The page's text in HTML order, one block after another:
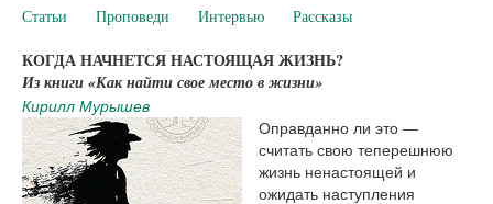
Статьи Проповеди Интервью Рассказы
КОГДА НАЧНЕТСЯ НАСТОЯЩАЯ ЖИЗНЬ?
Из книги «Как найти свое место в жизни​»
Кирилл Мурышев
Оправданно ли это —
считать свою теперешнюю
жизнь ненастоящей и
ожидать наступления